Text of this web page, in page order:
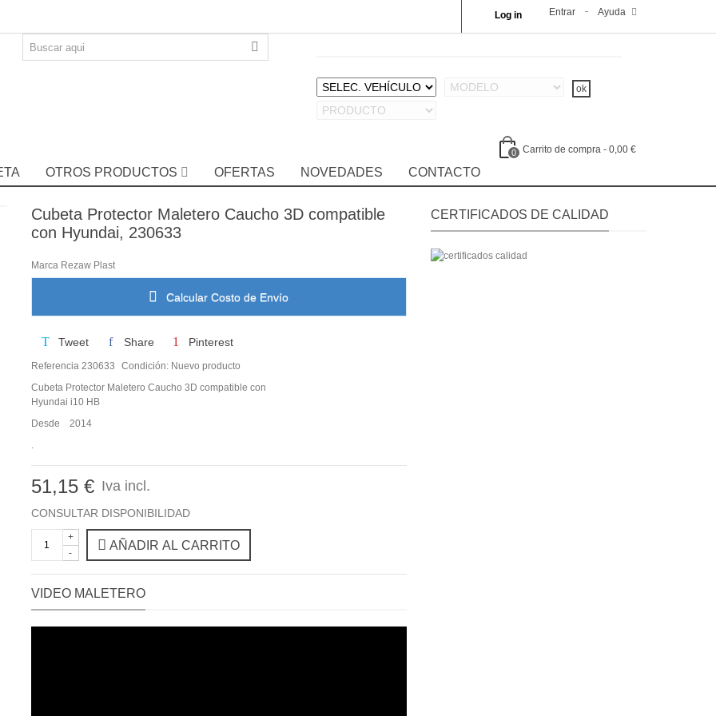
Ayuda
Entrar
Log in
0 Carrito de compra - 0,00 €
OTROS PRODUCTOS OFERTAS NOVEDADES CONTACTO
Cubeta Protector Maletero Caucho 3D compatible
con Hyundai, 230633
Marca Rezaw Plast
Calcular Costo de Envío
Tweet Share Pinterest
Referencia 230633 Condición: Nuevo producto
Cubeta Protector Maletero Caucho 3D compatible con
Hyundai i10 HB
Desde 2014
.
51,15 € Iva incl.
CONSULTAR DISPONIBILIDAD
-
+
AÑADIR AL CARRITO
VIDEO MALETERO
CERTIFICADOS DE CALIDAD